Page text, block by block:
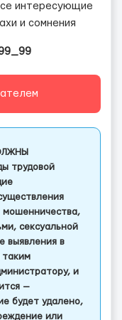
интересующие
и сомнения
трудовой
мошенничества,
сексуальной
выявления в
таким
и
—
будет удалено,
или